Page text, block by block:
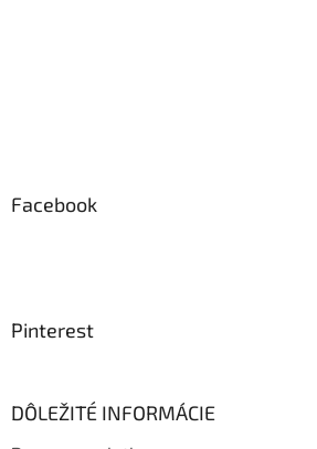
Facebook
Pinterest
DÔLEŽITÉ INFORMÁCIE